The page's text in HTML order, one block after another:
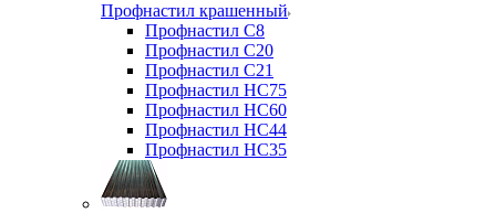
Профнастил крашенный
Профнастил С8
Профнастил С20
Профнастил С21
Профнастил НС75
Профнастил НС60
Профнастил НС44
Профнастил НС35